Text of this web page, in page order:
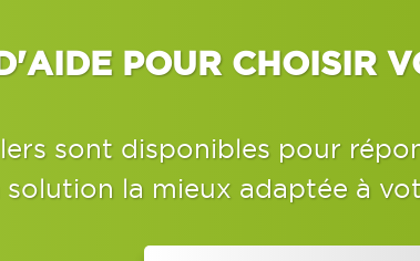
POUR CHOISIR
sont disponibles pour
solution la mieux adaptée à